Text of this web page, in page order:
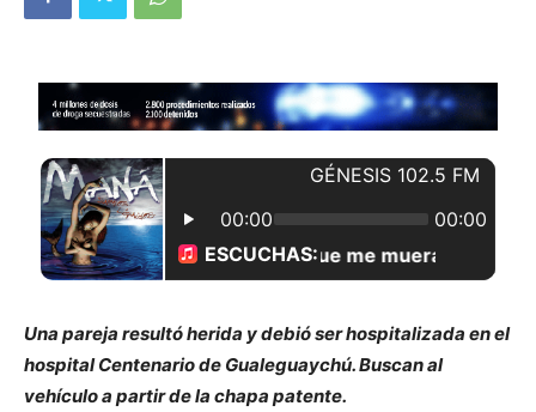
Una pareja resultó herida y debió ser hospitalizada en el
hospital Centenario de Gualeguaychú. Buscan al
vehículo a partir de la chapa patente.